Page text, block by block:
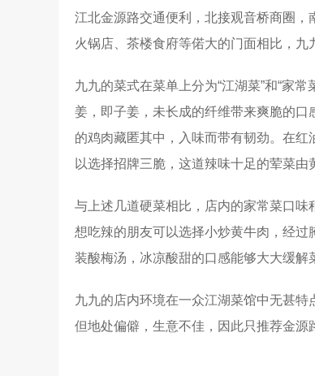
江北金源路交通便利，北接观音桥商圈
火锅店、茶楼食府等偌大的门面相比，
九九的菜式在菜单上分为“江湖菜”和“家
姜，即子姜，未长成的纤维带来爽脆的
的鸡肉藏匿其中，入味而带有韧劲。在红
以选择招牌三脆，这道辣味十足的荤菜
与上述几道硬菜相比，店内的家常菜口
想吃辣的朋友可以选择小炒黄牛肉，经
装酸梅汤，冰凉酸甜的口感能够大大缓解
九九的店内环境在一众江湖菜馆中无甚
但地处偏僻，生意不佳，因此只推荐金源